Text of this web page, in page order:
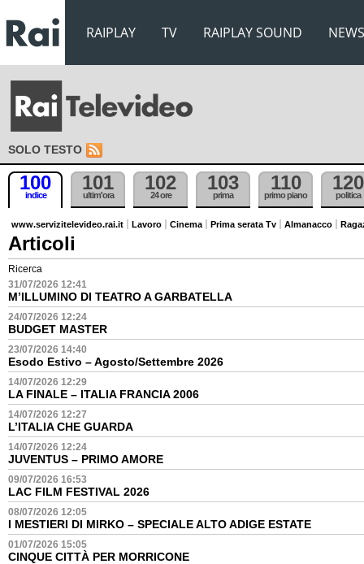
RAIPLAY TV RAIPLAY SOUND NEWS
SOLO TESTO
100
indice
101
ultim'ora
102
24 ore
103
prima
110
primo piano
120
politica
www.servizitelevideo.rai.it Lavoro Cinema Prima serata Tv Almanacco
Articoli
Ricerca
31/07/2026 12:41
M’ILLUMINO DI TEATRO A GARBATELLA
24/07/2026 12:24
BUDGET MASTER
23/07/2026 14:40
Esodo Estivo – Agosto/Settembre 2026
14/07/2026 12:29
LA FINALE – ITALIA FRANCIA 2006
14/07/2026 12:27
L’ITALIA CHE GUARDA
14/07/2026 12:24
JUVENTUS – PRIMO AMORE
09/07/2026 16:53
LAC FILM FESTIVAL 2026
08/07/2026 12:05
I MESTIERI DI MIRKO – SPECIALE ALTO ADIGE ESTATE
01/07/2026 15:05
CINQUE CITTÀ PER MORRICONE